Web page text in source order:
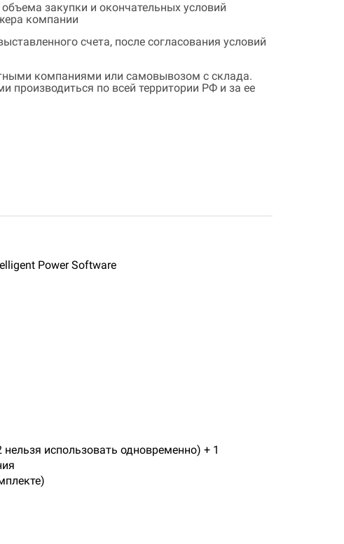
закупки и окончательных условий
компании
счета, после согласования условий
компаниями или самовывозом с склада.
производиться по всей территории РФ и за ее
Power Software
использовать одновременно) + 1